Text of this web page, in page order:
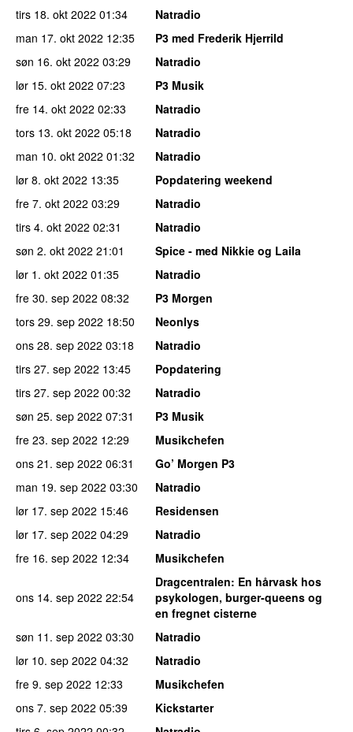
tirs 18. okt 2022 01:34
Natradio
man 17. okt 2022 12:35
P3 med Frederik Hjerrild
søn 16. okt 2022 03:29
Natradio
lør 15. okt 2022 07:23
P3 Musik
fre 14. okt 2022 02:33
Natradio
tors 13. okt 2022 05:18
Natradio
man 10. okt 2022 01:32
Natradio
lør 8. okt 2022 13:35
Popdatering weekend
fre 7. okt 2022 03:29
Natradio
tirs 4. okt 2022 02:31
Natradio
søn 2. okt 2022 21:01
Spice - med Nikkie og Laila
lør 1. okt 2022 01:35
Natradio
fre 30. sep 2022 08:32
P3 Morgen
tors 29. sep 2022 18:50
Neonlys
ons 28. sep 2022 03:18
Natradio
tirs 27. sep 2022 13:45
Popdatering
tirs 27. sep 2022 00:32
Natradio
søn 25. sep 2022 07:31
P3 Musik
fre 23. sep 2022 12:29
Musikchefen
ons 21. sep 2022 06:31
Go’ Morgen P3
man 19. sep 2022 03:30
Natradio
lør 17. sep 2022 15:46
Residensen
lør 17. sep 2022 04:29
Natradio
fre 16. sep 2022 12:34 Musikchefen
ons 14. sep 2022 22:54
Dragcentralen: En hårvask hos
psykologen, burger-queens og
en fregnet cisterne
søn 11. sep 2022 03:30
Natradio
lør 10. sep 2022 04:32
Natradio
fre 9. sep 2022 12:33
Musikchefen
ons 7. sep 2022 05:39
Kickstarter